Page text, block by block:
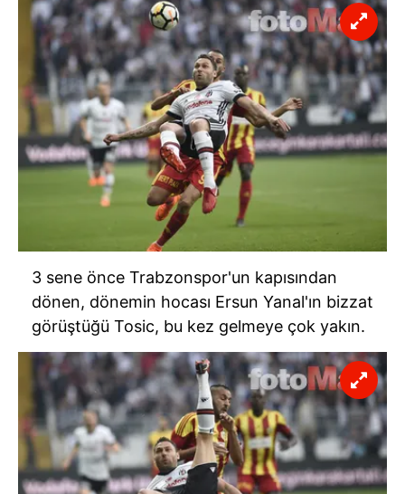
3 sene önce Trabzonspor'un kapısından
dönen, dönemin hocası Ersun Yanal'ın bizzat
görüştüğü Tosic, bu kez gelmeye çok yakın.